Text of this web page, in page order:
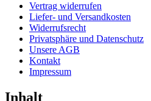
Vertrag widerrufen
Liefer- und Versandkosten
Widerrufsrecht
Privatsphäre und Datenschutz
Unsere AGB
Kontakt
Impressum
Inhalt